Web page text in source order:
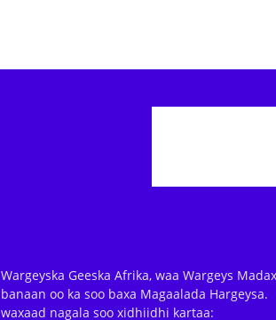
Wargeyska Geeska Afrika, waa Wargeys
banaan oo ka soo baxa Magaalada Hargeysa.
waxaad nagala soo xidhiidhi kartaa: